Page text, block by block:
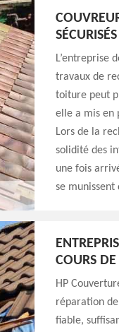
SÉCURISÉS
L’entreprise
travaux de
toiture peut
elle a mis en
Lors de la
solidité des
une fois
se munissent
COURS DE
HP
réparation
fiable,